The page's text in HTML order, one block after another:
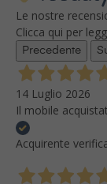
Le nostre
Clicca qui per
Precedente
14 Luglio 2026
Il mobile
Acquirente